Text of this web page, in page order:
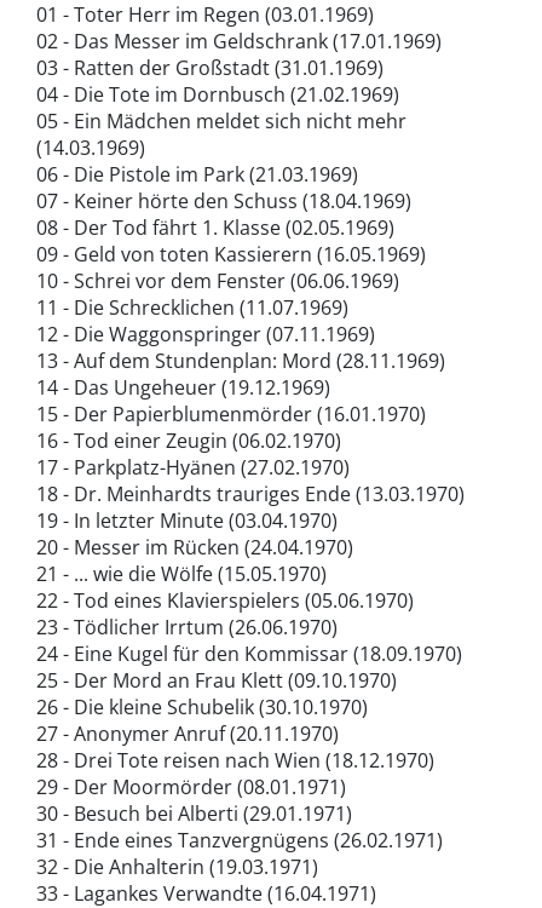
01 - Toter Herr im Regen (03.01.1969)
02 - Das Messer im Geldschrank (17.01.1969)
03 - Ratten der Großstadt (31.01.1969)
04 - Die Tote im Dornbusch (21.02.1969)
05 - Ein Mädchen meldet sich nicht mehr
(14.03.1969)
06 - Die Pistole im Park (21.03.1969)
07 - Keiner hörte den Schuss (18.04.1969)
08 - Der Tod fährt 1. Klasse (02.05.1969)
09 - Geld von toten Kassierern (16.05.1969)
10 - Schrei vor dem Fenster (06.06.1969)
11 - Die Schrecklichen (11.07.1969)
12 - Die Waggonspringer (07.11.1969)
13 - Auf dem Stundenplan: Mord (28.11.1969)
14 - Das Ungeheuer (19.12.1969)
15 - Der Papierblumenmörder (16.01.1970)
16 - Tod einer Zeugin (06.02.1970)
17 - Parkplatz-Hyänen (27.02.1970)
18 - Dr. Meinhardts trauriges Ende (13.03.1970)
19 - In letzter Minute (03.04.1970)
20 - Messer im Rücken (24.04.1970)
21 - ... wie die Wölfe (15.05.1970)
22 - Tod eines Klavierspielers (05.06.1970)
23 - Tödlicher Irrtum (26.06.1970)
24 - Eine Kugel für den Kommissar (18.09.1970)
25 - Der Mord an Frau Klett (09.10.1970)
26 - Die kleine Schubelik (30.10.1970)
27 - Anonymer Anruf (20.11.1970)
28 - Drei Tote reisen nach Wien (18.12.1970)
29 - Der Moormörder (08.01.1971)
30 - Besuch bei Alberti (29.01.1971)
31 - Ende eines Tanzvergnügens (26.02.1971)
32 - Die Anhalterin (19.03.1971)
33 - Lagankes Verwandte (16.04.1971)